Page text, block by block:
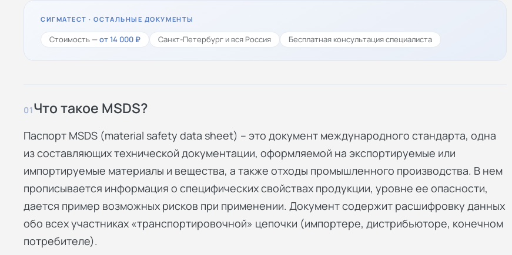
СИГМАТЕСТ · ОСТАЛЬНЫЕ ДОКУМЕНТЫ
Стоимость —от 14 000 ₽ Санкт-Петербург и вся Россия Бесплатная консультация специалиста
01Что такое MSDS?
Паспорт MSDS (material safety data sheet) – это документ международного стандарта, одна
из составляющих технической документации, оформляемой на экспортируемые или
импортируемые материалы и вещества, а также отходы промышленного производства. В нем
прописывается информация о специфических свойствах продукции, уровне ее опасности,
дается пример возможных рисков при применении. Документ содержит расшифровку данных
обо всех участниках «транспортировочной» цепочки (импортере, дистрибьюторе, конечном
потребителе).